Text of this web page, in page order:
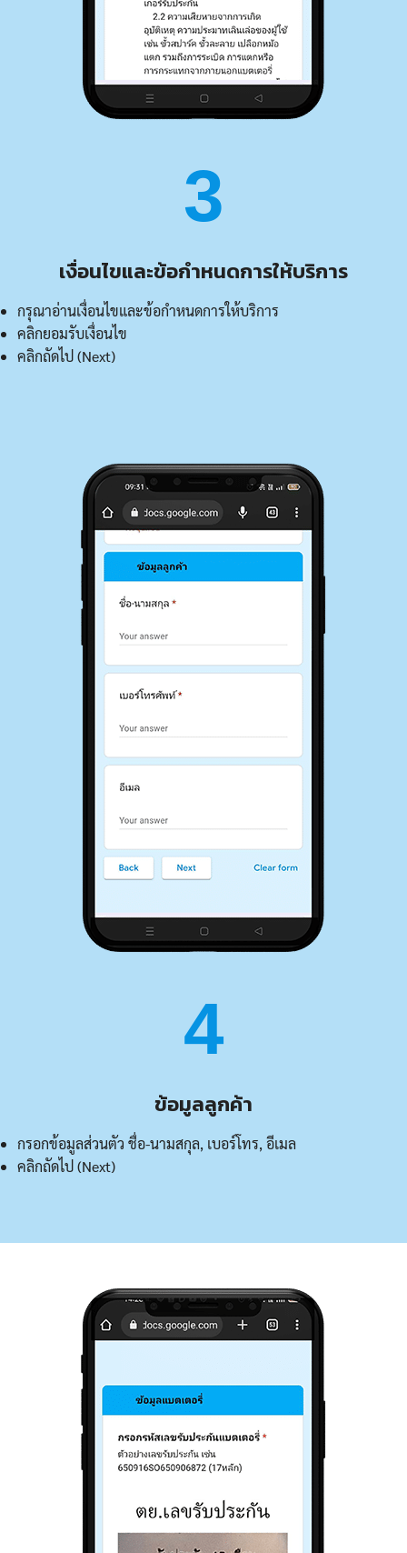
3
เงื่อนไขและข้อกำหนดการให้บริการ
กรุณาอ่านเงื่อนไขและข้อกำหนดการให้บริการ
คลิกยอมรับเงื่อนไข
คลิกถัดไป (Next)
4
ข้อมูลลูกค้า
กรอกข้อมูลส่วนตัว ชื่อ-นามสกุล, เบอร์โทร, อีเมล
คลิกถัดไป (Next)